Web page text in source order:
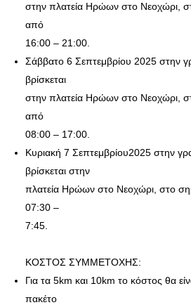
στην πλατεία Ηρώων στο Νεοχώρι,
από
16:00 – 21:00.
Σάββατο 6 Σεπτεμβρίου 2025 στην
βρίσκεται
στην πλατεία Ηρώων στο Νεοχώρι,
από
08:00 – 17:00.
Κυριακή 7 Σεπτεμβρίου2025 στην
βρίσκεται στην
πλατεία Ηρώων στο Νεοχώρι, στο
07:30 –
7:45.
ΚΟΣΤΟΣ ΣΥΜΜΕΤΟΧΗΣ:
Για τα 5km και 10km το κόστος θα
πακέτο